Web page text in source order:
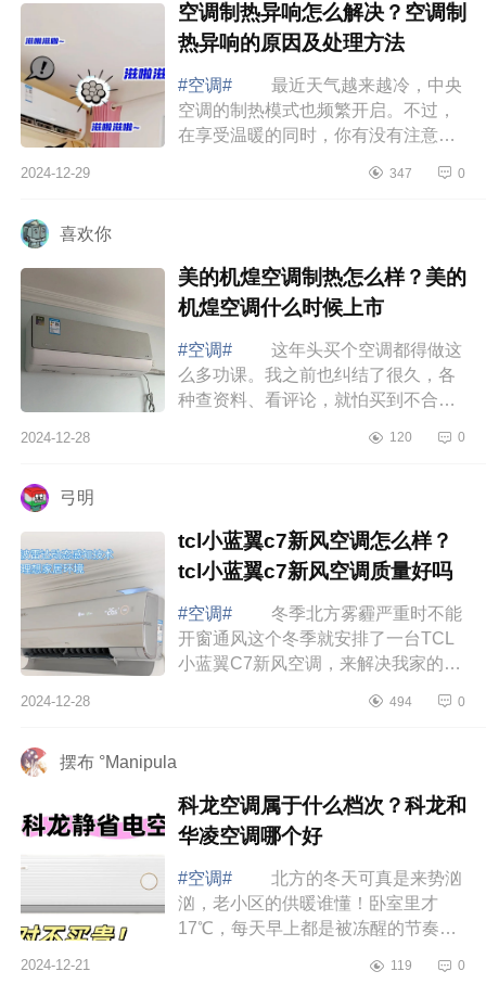
空调制热异响怎么解决？空调制
热异响的原因及处理方法
#空调#
最近天气越来越冷，中央
空调的制热模式也频繁开启。不过，
在享受温暖的同时，你有没有注意到
家揭秘空调制热异响背后的真相
2024-12-29 347 0
喜欢你
美的机煌空调制热怎么样？美的
机煌空调什么时候上市
#空调#
这年头买个空调都得做这
么多功课。我之前也纠结了很久，各
种查资料、看评论，就怕买到不合适
键点，选空调也没那么难啦，下面小
2024-12-28 120 0
弓明
tcl小蓝翼c7新风空调怎么样？
tcl小蓝翼c7新风空调质量好吗
#空调#
冬季北方雾霾严重时不能
开窗通风这个冬季就安排了一台TCL
小蓝翼C7新风空调，来解决我家的客
为大家介绍下tcl小蓝翼c7新风空调怎
2024-12-28 494 0
摆布 °Manipula
科龙空调属于什么档次？科龙和
华凌空调哪个好
#空调#
北方的冬天可真是来势汹
汹，老小区的供暖谁懂！卧室里才
17℃，每天早上都是被冻醒的节奏，
面小编为大家介绍下科龙空调属于什
2024-12-21 119 0